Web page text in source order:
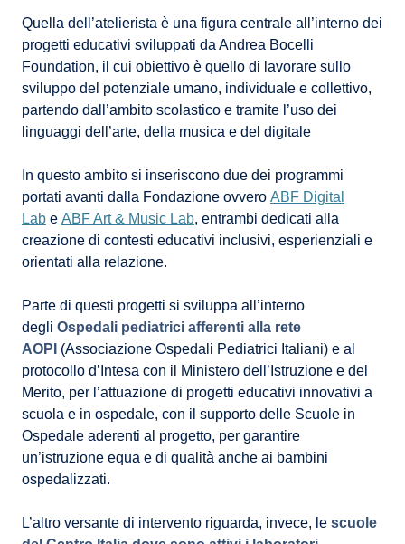
Quella dell’atelierista è una figura centrale all’interno dei
progetti educativi sviluppati da Andrea Bocelli
Foundation, il cui obiettivo è quello di lavorare sullo
sviluppo del potenziale umano, individuale e collettivo,
partendo dall’ambito scolastico e tramite l’uso dei
linguaggi dell’arte, della musica e del digitale
In questo ambito si inseriscono due dei programmi
portati avanti dalla Fondazione ovvero ABF Digital
Lab e ABF Art & Music Lab, entrambi dedicati alla
creazione di contesti educativi inclusivi, esperienziali e
orientati alla relazione.
Parte di questi progetti si sviluppa all’interno
degli Ospedali pediatrici afferenti alla rete
AOPI (Associazione Ospedali Pediatrici Italiani) e al
protocollo d’Intesa con il Ministero dell’Istruzione e del
Merito, per l’attuazione di progetti educativi innovativi a
scuola e in ospedale, con il supporto delle Scuole in
Ospedale aderenti al progetto, per garantire
un’istruzione equa e di qualità anche ai bambini
ospedalizzati.
L’altro versante di intervento riguarda, invece, le scuole